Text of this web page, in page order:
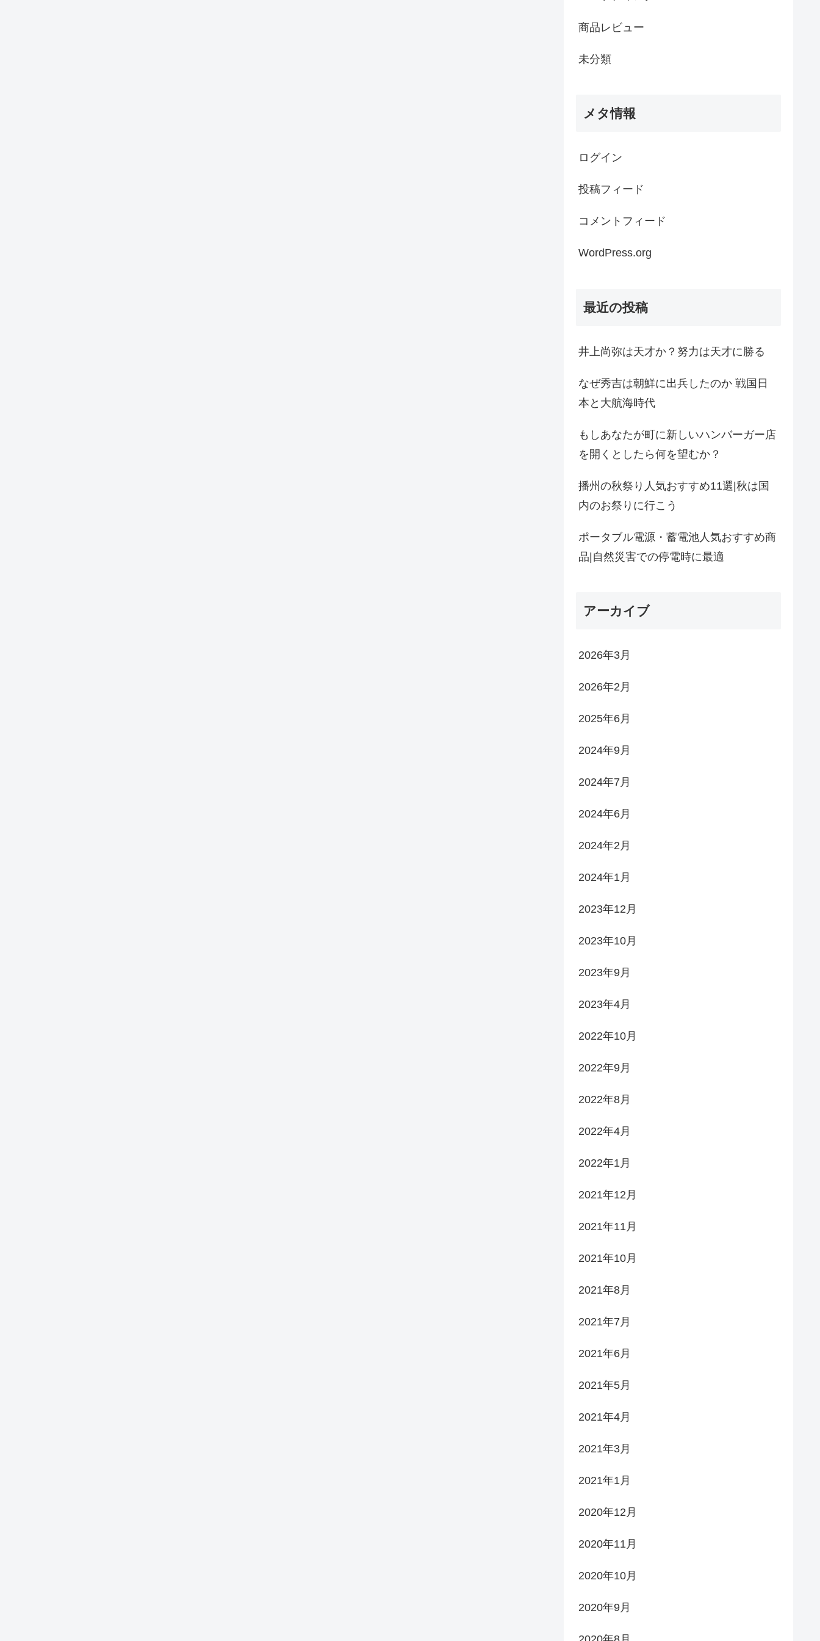
商品レビュー
未分類
メタ情報
ログイン
投稿フィード
コメントフィード
WordPress.org
最近の投稿
井上尚弥は天才か？努力は天才に勝る
なぜ秀吉は朝鮮に出兵したのか 戦国日
本と大航海時代
もしあなたが町に新しいハンバーガー店
を開くとしたら何を望むか？
播州の秋祭り人気おすすめ11選|秋は国
内のお祭りに行こう
ポータブル電源・蓄電池人気おすすめ商
品|自然災害での停電時に最適
アーカイブ
2026年3月
2026年2月
2025年6月
2024年9月
2024年7月
2024年6月
2024年2月
2024年1月
2023年12月
2023年10月
2023年9月
2023年4月
2022年10月
2022年9月
2022年8月
2022年4月
2022年1月
2021年12月
2021年11月
2021年10月
2021年8月
2021年7月
2021年6月
2021年5月
2021年4月
2021年3月
2021年1月
2020年12月
2020年11月
2020年10月
2020年9月